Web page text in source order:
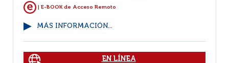
| E-BOOK de Acceso Remoto
MÁS INFORMACIÓN...
EN LÍNEA